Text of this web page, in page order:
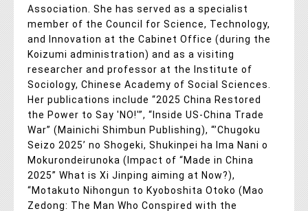
Association. She has served as a specialist
member of the Council for Science, Technology,
and Innovation at the Cabinet Office (during the
Koizumi administration) and as a visiting
researcher and professor at the Institute of
Sociology, Chinese Academy of Social Sciences.
Her publications include “2025 China Restored
the Power to Say 'NO!'”, “Inside US-China Trade
War” (Mainichi Shimbun Publishing), “’Chugoku
Seizo 2025’ no Shogeki, Shukinpei ha Ima Nani o
Mokurondeirunoka (Impact of “Made in China
2025” What is Xi Jinping aiming at Now?),
“Motakuto Nihongun to Kyoboshita Otoko (Mao
Zedong: The Man Who Conspired with the